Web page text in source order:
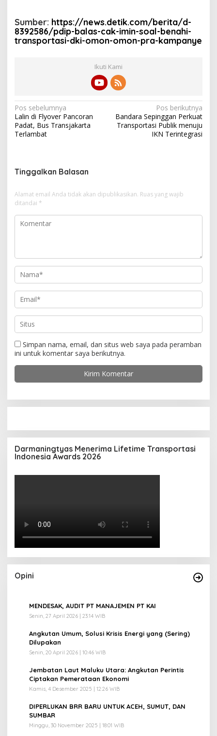
Sumber: https://news.detik.com/berita/d-
8392586/pdip-balas-cak-imin-soal-benahi-
transportasi-dki-omon-omon-pra-kampanye
Ikuti Kami
N
a
v
g
a
s
i
p
Pos sebelumnya
Lalin di Flyover Pancoran
Padat, Bus Transjakarta
Terlambat
Pos berikutnya
Bandara Sepinggan Perkuat
Transportasi Publik menuju
IKN Terintegrasi
Tinggalkan Balasan
Alamat email Anda tidak akan dipublikasikan. Ruas yang wajib
ditandai *
Simpan nama, email, dan situs web saya pada peramban
ini untuk komentar saya berikutnya.
Darmaningtyas Menerima Lifetime Transportasi
Indonesia Awards 2026
Opini
MENDESAK, AUDIT PT MANAJEMEN PT KAI
Senin, 27 April 2026 | 23:14 WIB
Angkutan Umum, Solusi Krisis Energi yang (Sering)
Dilupakan
Senin, 20 April 2026 | 10:46 WIB
Jembatan Laut Maluku Utara: Angkutan Perintis
Ciptakan Pemerataan Ekonomi
Kamis, 4 Desember 2025 | 12:26 WIB
DIPERLUKAN BRR BARU UNTUK ACEH, SUMUT, DAN
SUMBAR
Minggu, 30 November 2025 | 18:01 WIB